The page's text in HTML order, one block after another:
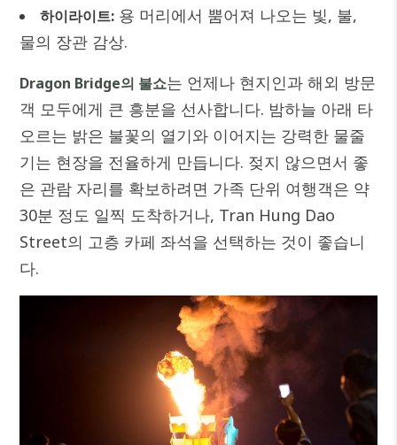
하이라이트: 용 머리에서 뿜어져 나오는 빛, 불,
물의 장관 감상.
Dragon Bridge의 불쇼는 언제나 현지인과 해외 방문
객 모두에게 큰 흥분을 선사합니다. 밤하늘 아래 타
오르는 밝은 불꽃의 열기와 이어지는 강력한 물줄
기는 현장을 전율하게 만듭니다. 젖지 않으면서 좋
은 관람 자리를 확보하려면 가족 단위 여행객은 약
30분 정도 일찍 도착하거나, Tran Hung Dao
Street의 고층 카페 좌석을 선택하는 것이 좋습니
다.